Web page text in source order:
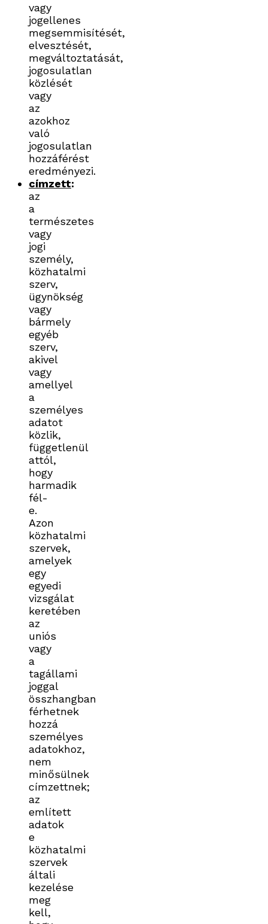
vagy
jogellenes
megsemmisítését,
elvesztését,
megváltoztatását,
jogosulatlan
közlését
vagy
az
azokhoz
való
jogosulatlan
hozzáférést
eredményezi.
címzett:
az
a
természetes
vagy
jogi
személy,
közhatalmi
szerv,
ügynökség
vagy
bármely
egyéb
szerv,
akivel
vagy
amellyel
a
személyes
adatot
közlik,
függetlenül
attól,
hogy
harmadik
fél-
e.
Azon
közhatalmi
szervek,
amelyek
egy
egyedi
vizsgálat
keretében
az
uniós
vagy
a
tagállami
joggal
összhangban
férhetnek
hozzá
személyes
adatokhoz,
nem
minősülnek
címzettnek;
az
említett
adatok
e
közhatalmi
szervek
általi
kezelése
meg
kell,